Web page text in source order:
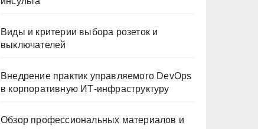
Виды и критерии выбора розеток и
выключателей
Внедрение практик управляемого DevOps
в корпоративную ИТ-инфраструктуру
Обзор профессиональных материалов и